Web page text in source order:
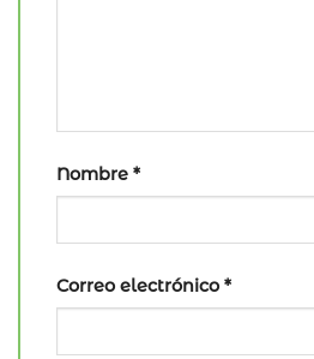
Nombre *
Correo electrónico *